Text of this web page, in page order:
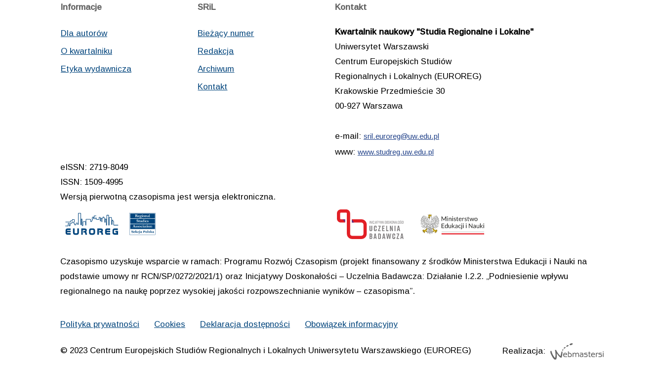
Informacje
Dla autorów
O kwartalniku
Etyka wydawnicza
SRiL
Bieżący numer
Redakcja
Archiwum
Kontakt
Kontakt
Kwartalnik naukowy "Studia Regionalne i Lokalne"
Uniwersytet Warszawski
Centrum Europejskich Studiów
Regionalnych i Lokalnych (EUROREG)
Krakowskie Przedmieście 30
00-927 Warszawa
e-mail: sril.euroreg@uw.edu.pl
www: www.studreg.uw.edu.pl
eISSN: 2719-8049
ISSN: 1509-4995
Wersją pierwotną czasopisma jest wersja elektroniczna.
Czasopismo uzyskuje wsparcie w ramach: Programu Rozwój Czasopism (projekt finansowany z środków Ministerstwa Edukacji i Nauki na
podstawie umowy nr RCN/SP/0272/2021/1) oraz Inicjatywy Doskonałości – Uczelnia Badawcza: Działanie I.2.2. „Podniesienie wpływu
regionalnego na naukę poprzez wysokiej jakości rozpowszechnianie wyników – czasopisma”.
Polityka prywatności Cookies Deklaracja dostępności Obowiązek informacyjny
© 2023 Centrum Europejskich Studiów Regionalnych i Lokalnych Uniwersytetu Warszawskiego (EUROREG) Realizacja: